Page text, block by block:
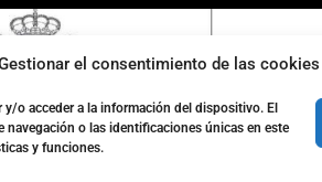
el consentimiento de las cookies
o acceder a la información del dispositivo. El
o las identificaciones únicas en este
y funciones.